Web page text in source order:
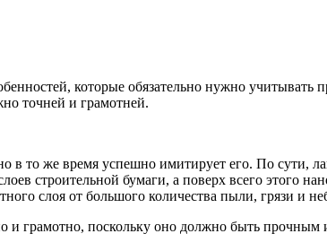
которые обязательно нужно учитывать
точней и грамотней.
в то же время успешно имитирует его. По сути,
строительной бумаги, а поверх всего этого
слоя от большого количества пыли, грязи и
и грамотно, поскольку оно должно быть